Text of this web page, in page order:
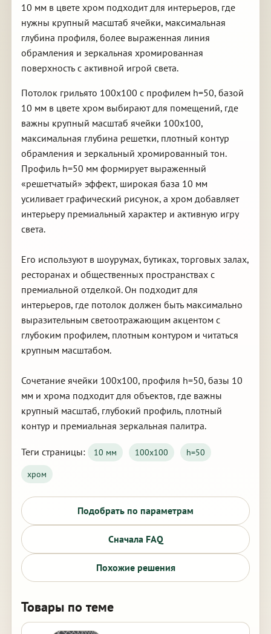
10 мм в цвете хром подходит для интерьеров, где
нужны крупный масштаб ячейки, максимальная
глубина профиля, более выраженная линия
обрамления и зеркальная хромированная
поверхность с активной игрой света.
Потолок грильято 100х100 с профилем h=50, базой
10 мм в цвете хром выбирают для помещений, где
важны крупный масштаб ячейки 100х100,
максимальная глубина решетки, плотный контур
обрамления и зеркальный хромированный тон.
Профиль h=50 мм формирует выраженный
«решетчатый» эффект, широкая база 10 мм
усиливает графический рисунок, а хром добавляет
интерьеру премиальный характер и активную игру
света.
Его используют в шоурумах, бутиках, торговых залах,
ресторанах и общественных пространствах с
премиальной отделкой. Он подходит для
интерьеров, где потолок должен быть максимально
выразительным светоотражающим акцентом с
глубоким профилем, плотным контуром и читаться
крупным масштабом.
Сочетание ячейки 100х100, профиля h=50, базы 10
мм и хрома подходит для объектов, где важны
крупный масштаб, глубокий профиль, плотный
контур и премиальная зеркальная палитра.
Теги страницы: 10 мм 100х100
h=50
хром
Подобрать по параметрам
Сначала FAQ
Похожие решения
Товары по теме